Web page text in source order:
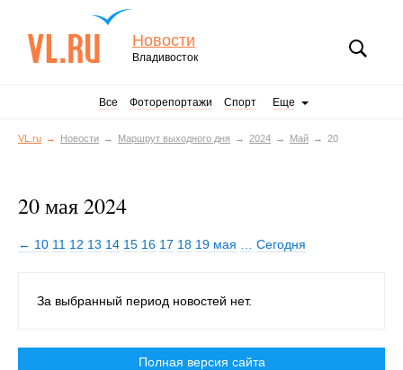
Новости
Владивосток
Все Фоторепортажи Спорт Еще
VL.ru Новости Маршрут выходного дня 2024 Май 20
20 мая 2024
← 10 11 12 13 14 15 16 17 18 19 мая Сегодня
За выбранный период новостей нет.
Полная версия сайта